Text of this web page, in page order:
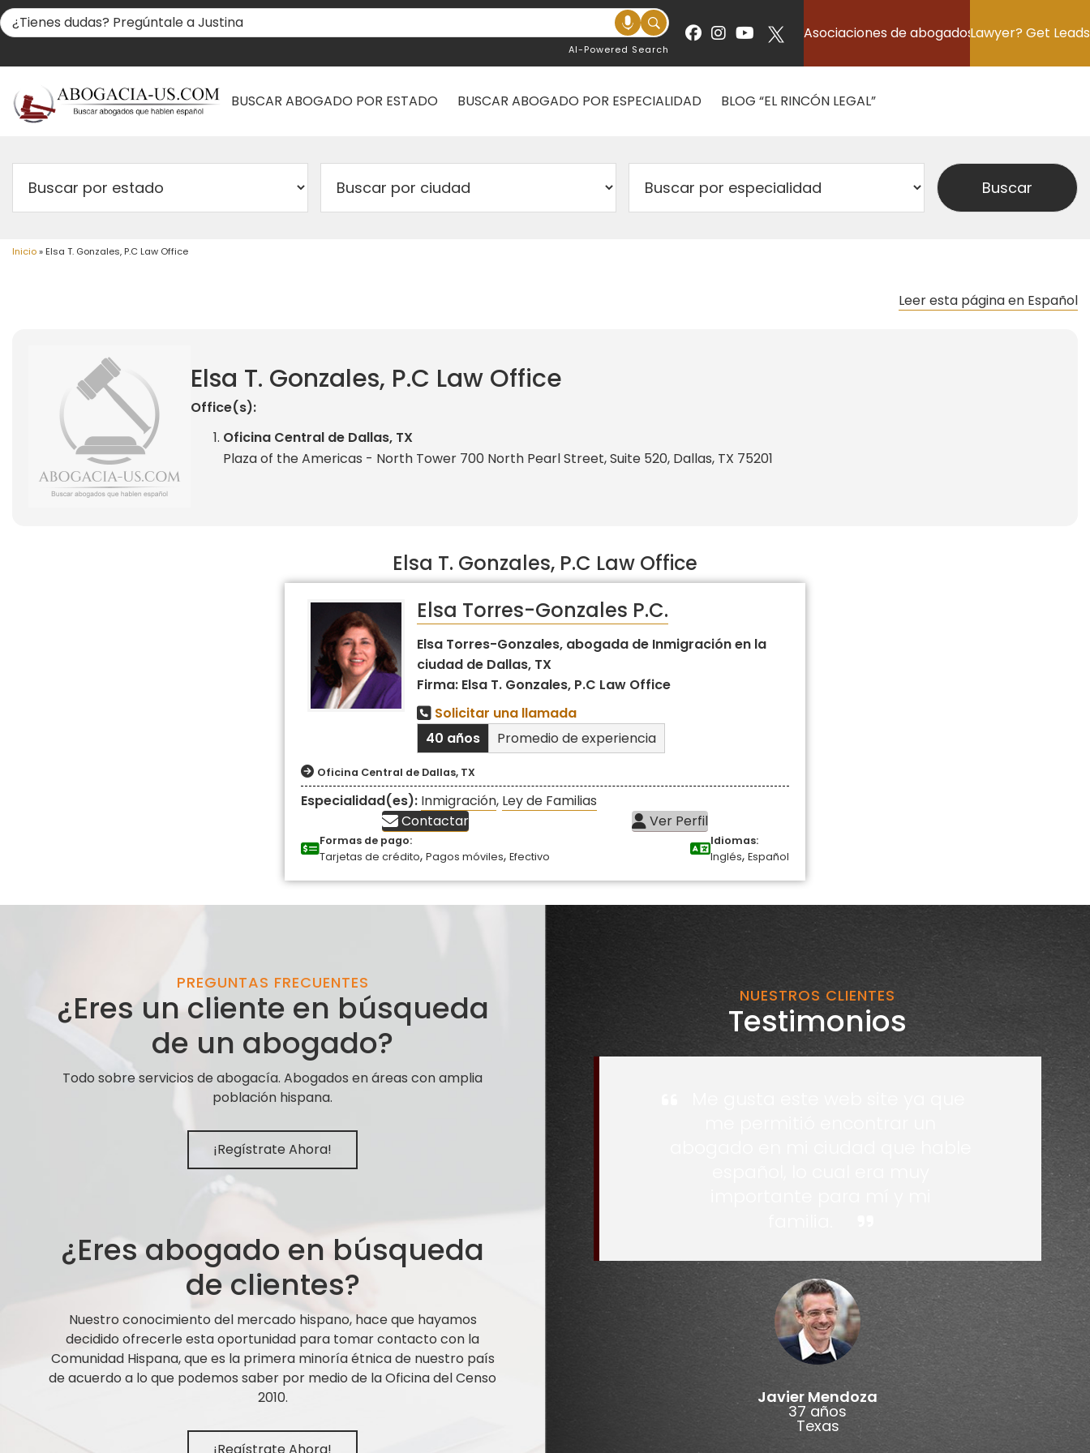
AI-Powered Search
Asociaciones de abogadosLawyer? Get Leads
BUSCAR ABOGADO POR ESTADO BUSCAR ABOGADO POR ESPECIALIDAD BLOG “EL RINCÓN LEGAL”
Inicio» Elsa T. Gonzales, P.C Law Office
Leer esta página en Español
Elsa T. Gonzales, P.C Law Office
Office(s):
Oficina Central de Dallas, TX
Plaza of the Americas - North Tower 700 North Pearl Street, Suite 520, Dallas, TX 75201
Elsa T. Gonzales, P.C Law Office
Elsa Torres-Gonzales P.C.
Elsa Torres-Gonzales, abogada de Inmigración en la
ciudad de Dallas, TX
Firma: Elsa T. Gonzales, P.C Law Office
Solicitar una llamada
40 años
Promedio de experiencia
Oficina Central de Dallas, TX
Especialidad(es): Inmigración, Ley de Familias
Contactar
Ver Perfil
Formas de pago:
Tarjetas de crédito, Pagos móviles, Efectivo
Idiomas:
Inglés, Español
PREGUNTAS FRECUENTES
¿Eres un cliente en búsqueda
de un abogado?
Todo sobre servicios de abogacía. Abogados en áreas con amplia
población hispana.
¡Regístrate Ahora!
¿Eres abogado en búsqueda
de clientes?
Nuestro conocimiento del mercado hispano, hace que hayamos
decidido ofrecerle esta oportunidad para tomar contacto con la
Comunidad Hispana, que es la primera minoría étnica de nuestro país
de acuerdo a lo que podemos saber por medio de la Oficina del Censo
2010.
NUESTROS CLIENTES
Testimonios
Javier Mendoza
37 años
Texas